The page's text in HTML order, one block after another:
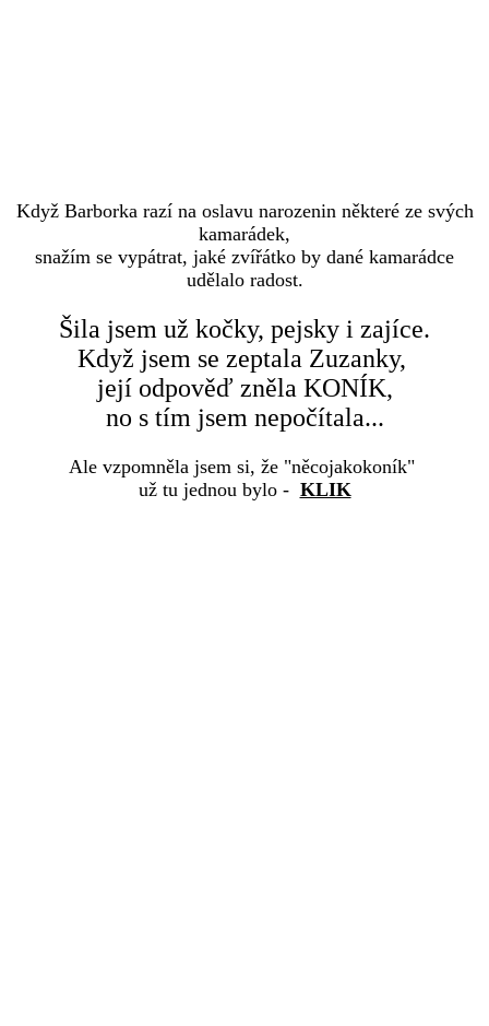
Když Barborka razí na oslavu narozenin některé ze svých
kamarádek,
snažím se vypátrat, jaké zvířátko by dané kamarádce
udělalo radost.
Šila jsem už kočky, pejsky i zajíce.
Když jsem se zeptala Zuzanky,
její odpověď zněla KONÍK,
no s tím jsem nepočítala...
Ale vzpomněla jsem si, že "něcojakokoník"
už tu jednou bylo - KLIK